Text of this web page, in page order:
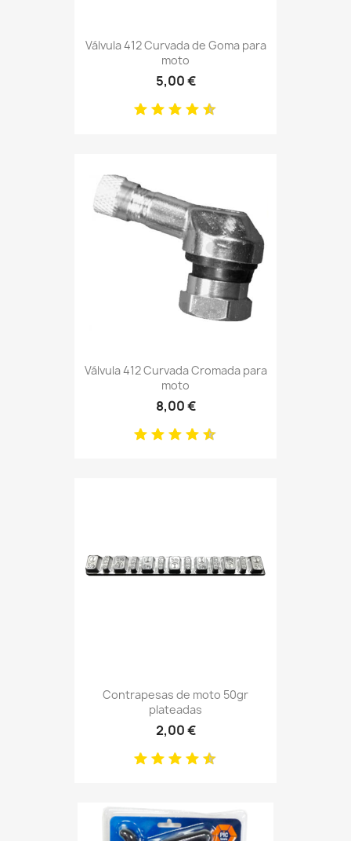
Válvula 412 Curvada de Goma para
moto
5,00 €
Válvula 412 Curvada Cromada para
moto
8,00 €
Contrapesas de moto 50gr
plateadas
2,00 €